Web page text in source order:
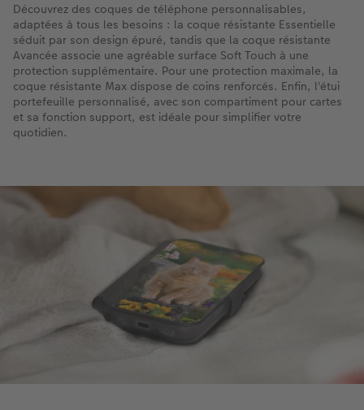
Découvrez des coques de téléphone personnalisables,
adaptées à tous les besoins : la coque résistante Essentielle
séduit par son design épuré, tandis que la coque résistante
Avancée associe une agréable surface Soft Touch à une
protection supplémentaire. Pour une protection maximale, la
coque résistante Max dispose de coins renforcés. Enfin, l'étui
portefeuille personnalisé, avec son compartiment pour cartes
et sa fonction support, est idéale pour simplifier votre
quotidien.